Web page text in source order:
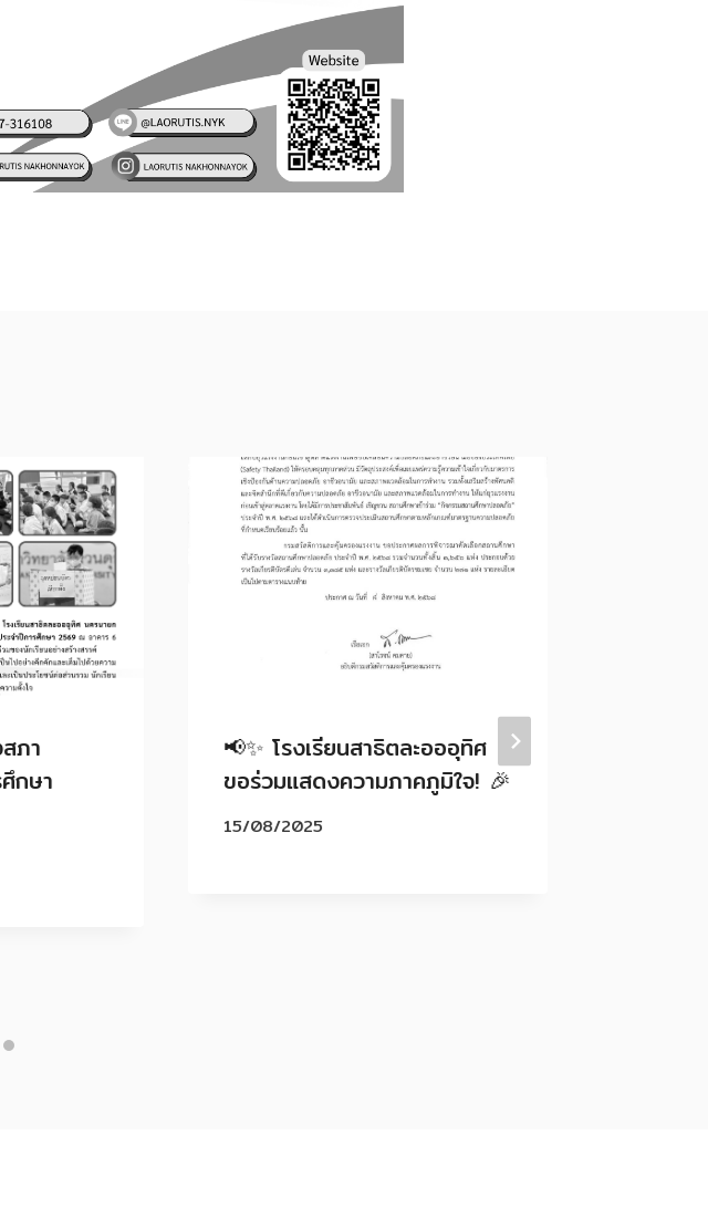
ภา
กษา
📢✨ โรงเรียนสาธิตละอออุทิศ
ขอร่วมแสดงความภาคภูมิใจ! 🎉
15/08/2025